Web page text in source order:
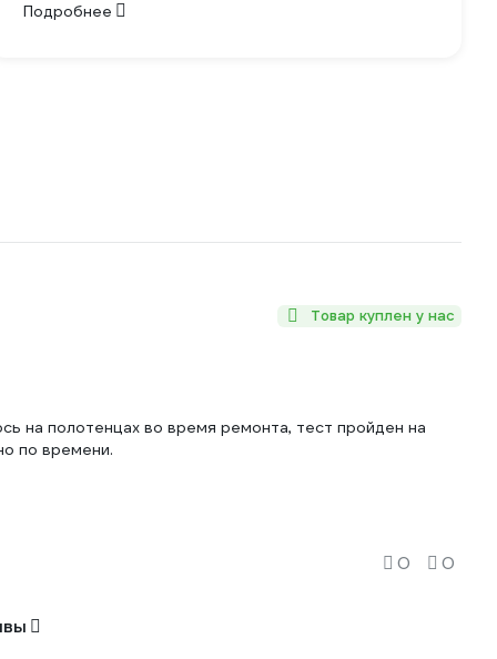
Подробнее
Товар куплен у нас
на полотенцах во время ремонта, тест пройден на
по времени.
0 0